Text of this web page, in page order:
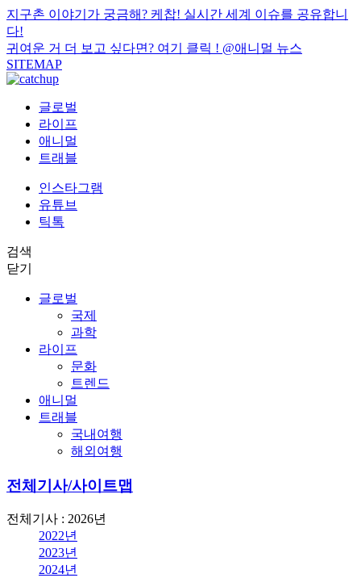
지구촌 이야기가 궁금해? 케찹! 실시간 세계 이슈를 공유합니
다!
귀여운 거 더 보고 싶다면? 여기 클릭 ! @애니멀 뉴스
SITEMAP
글로벌
라이프
애니멀
트래블
인스타그램
유튜브
틱톡
검색
닫기
글로벌
국제
과학
라이프
문화
트렌드
애니멀
트래블
국내여행
해외여행
전체기사/사이트맵
전체기사 : 2026년
2022년
2023년
2024년